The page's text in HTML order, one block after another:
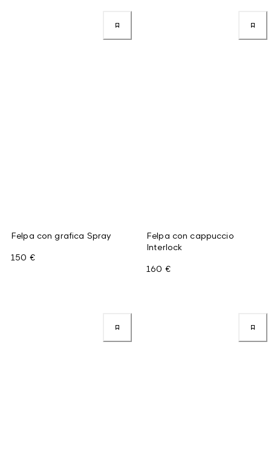
Felpa con grafica Spray
150 €
Felpa con cappuccio
Interlock
160 €